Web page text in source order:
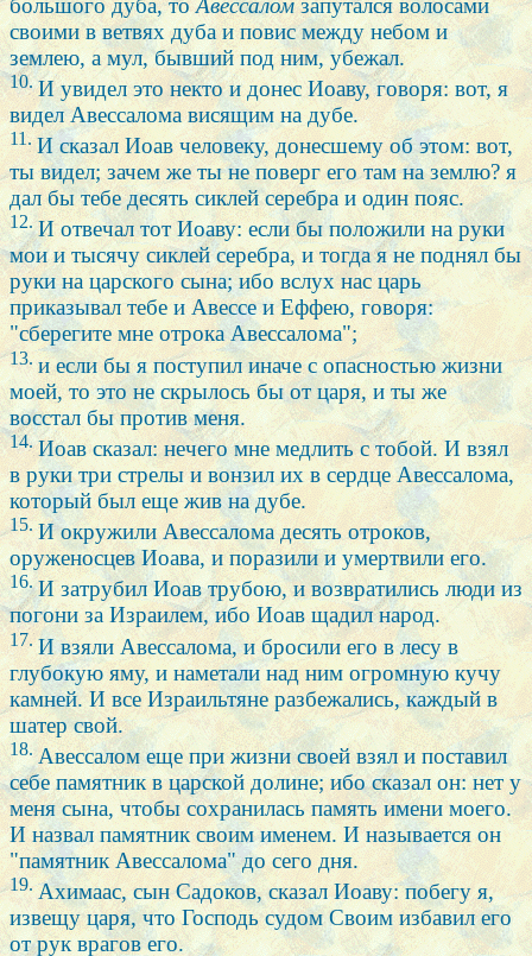
большого дуба, то Авессаломзапутался волосами
своими в ветвях дуба и повис между небом и
землею, а мул, бывший под ним, убежал.
10.И увидел это некто и донес Иоаву, говоря: вот, я
видел Авессалома висящим на дубе.
11. И сказал Иоав человеку, донесшему об этом: вот,
ты видел; зачем же ты не поверг его там на землю? я
дал бы тебе десять сиклей серебра и один пояс.
12.И отвечал тот Иоаву: если бы положили на руки
мои и тысячу сиклей серебра, и тогда я не поднял бы
руки на царского сына; ибо вслух нас царь
приказывал тебе и Авессе и Еффею, говоря:
"сберегите мне отрока Авессалома";
13.и если бы я поступил иначе с опасностью жизни
моей, то это не скрылось бы от царя, и ты же
восстал бы против меня.
14.Иоав сказал: нечего мне медлить с тобой. И взял
в руки три стрелы и вонзил их в сердце Авессалома,
который был еще жив на дубе.
15.И окружили Авессалома десять отроков,
оруженосцев Иоава, и поразили и умертвили его.
16.И затрубил Иоав трубою, и возвратились люди из
погони за Израилем, ибо Иоав щадил народ.
17.И взяли Авессалома, и бросили его в лесу в
глубокую яму, и наметали над ним огромную кучу
камней. И все Израильтяне разбежались, каждый в
шатер свой.
18. Авессалом еще при жизни своей взял и поставил
себе памятник в царской долине; ибо сказал он: нет у
меня сына, чтобы сохранилась память имени моего.
И назвал памятник своим именем. И называется он
"памятник Авессалома" до сего дня.
19.Ахимаас, сын Садоков, сказал Иоаву: побегу я,
извещу царя, что Господь судом Своим избавил его
от рук врагов его.